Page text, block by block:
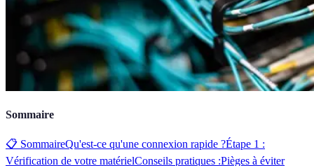
Sommaire
📋 SommaireQu'est-ce qu'une connexion rapide ?Étape 1 :
Vérification de votre matérielConseils pratiques :Pièges à éviter